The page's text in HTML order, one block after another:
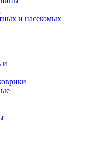
и насекомых
и